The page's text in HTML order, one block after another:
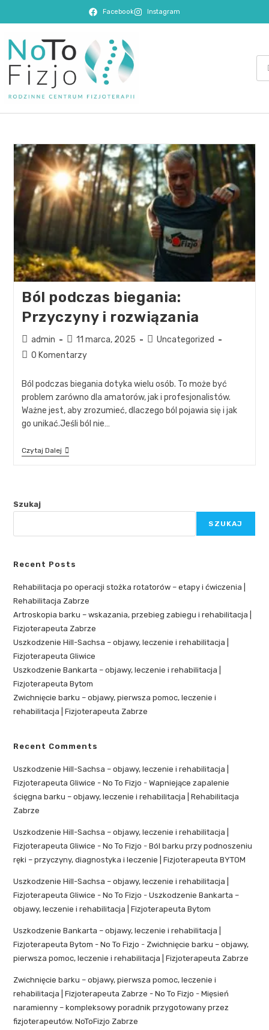
Facebook Instagram
Ból podczas biegania:
Przyczyny i rozwiązania
admin 11 marca, 2025
Uncategorized
0 Komentarzy
Ból podczas biegania dotyka wielu osób. To może być
problem zarówno dla amatorów, jak i profesjonalistów.
Ważne jest, aby zrozumieć, dlaczego ból pojawia się i jak
go unikać.Jeśli ból nie…
Czytaj Dalej
Szukaj
SZUKAJ
Recent Posts
Rehabilitacja po operacji stożka rotatorów – etapy i ćwiczenia |
Rehabilitacja Zabrze
Artroskopia barku – wskazania, przebieg zabiegu i rehabilitacja |
Fizjoterapeuta Zabrze
Uszkodzenie Hill-Sachsa – objawy, leczenie i rehabilitacja |
Fizjoterapeuta Gliwice
Uszkodzenie Bankarta – objawy, leczenie i rehabilitacja |
Fizjoterapeuta Bytom
Zwichnięcie barku – objawy, pierwsza pomoc, leczenie i
rehabilitacja | Fizjoterapeuta Zabrze
Recent Comments
Uszkodzenie Hill-Sachsa – objawy, leczenie i rehabilitacja |
Fizjoterapeuta Gliwice - No To Fizjo -Wapniejące zapalenie
ścięgna barku – objawy, leczenie i rehabilitacja | Rehabilitacja
Zabrze
Uszkodzenie Hill-Sachsa – objawy, leczenie i rehabilitacja |
Fizjoterapeuta Gliwice - No To Fizjo -Ból barku przy podnoszeniu
ręki – przyczyny, diagnostyka i leczenie | Fizjoterapeuta BYTOM
Uszkodzenie Hill-Sachsa – objawy, leczenie i rehabilitacja |
Fizjoterapeuta Gliwice - No To Fizjo -Uszkodzenie Bankarta –
objawy, leczenie i rehabilitacja | Fizjoterapeuta Bytom
Uszkodzenie Bankarta – objawy, leczenie i rehabilitacja |
Fizjoterapeuta Bytom - No To Fizjo - Zwichnięcie barku – objawy,
pierwsza pomoc, leczenie i rehabilitacja | Fizjoterapeuta Zabrze
Zwichnięcie barku – objawy, pierwsza pomoc, leczenie i
rehabilitacja | Fizjoterapeuta Zabrze - No To Fizjo -Mięsień
naramienny – kompleksowy poradnik przygotowany przez
fizjoterapeutów. NoToFizjo Zabrze